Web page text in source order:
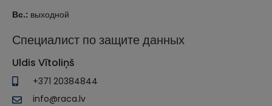
Вс.: выходной
Специалист по защите данных
Uldis Vītoliņš
+371 20384844
info@raca.lv